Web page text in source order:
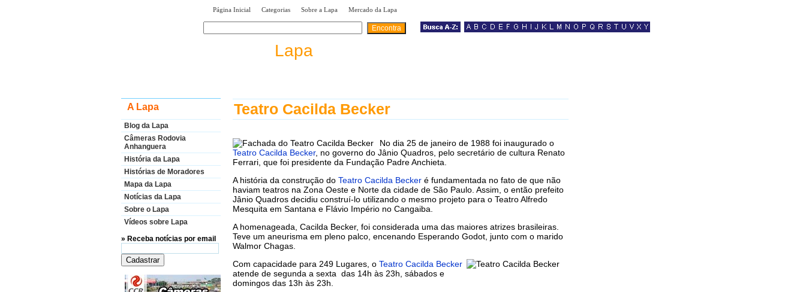
Página Inicial Categorias Sobre a Lapa Mercado da Lapa
Lapa
A Lapa
Blog da Lapa
Câmeras Rodovia
Anhanguera
História da Lapa
Histórias de Moradores
Mapa da Lapa
Notícias da Lapa
Sobre o Lapa
Vídeos sobre Lapa
» Receba notícias por email
Teatro Cacilda Becker
No dia 25 de janeiro de 1988 foi inaugurado o
Teatro Cacilda Becker, no governo do Jânio Quadros, pelo secretário de cultura Renato
Ferrari, que foi presidente da Fundação Padre Anchieta.
A história da construção do Teatro Cacilda Becker é fundamentada no fato de que não
haviam teatros na Zona Oeste e Norte da cidade de São Paulo. Assim, o então prefeito
Jânio Quadros decidiu construí-lo utilizando o mesmo projeto para o Teatro Alfredo
Mesquita em Santana e Flávio Império no Cangaiba.
A homenageada, Cacilda Becker, foi considerada uma das maiores atrizes brasileiras.
Teve um aneurisma em pleno palco, encenando Esperando Godot, junto com o marido
Walmor Chagas.
Com capacidade para 249 Lugares, o Teatro Cacilda Becker
atende de segunda a sexta das 14h às 23h, sábados e
domingos das 13h às 23h.